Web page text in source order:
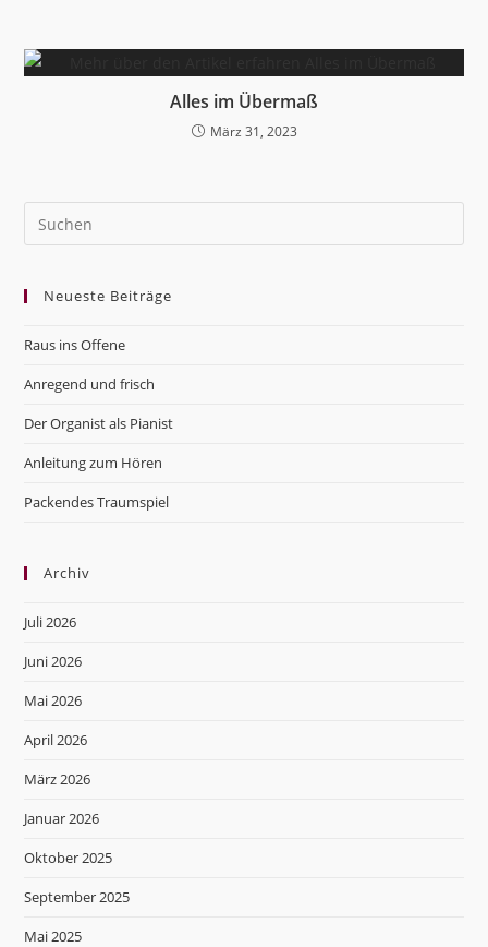
Alles im Übermaß
März 31, 2023
Neueste Beiträge
Raus ins Offene
Anregend und frisch
Der Organist als Pianist
Anleitung zum Hören
Packendes Traumspiel
Archiv
Juli 2026
Juni 2026
Mai 2026
April 2026
März 2026
Januar 2026
Oktober 2025
September 2025
Mai 2025